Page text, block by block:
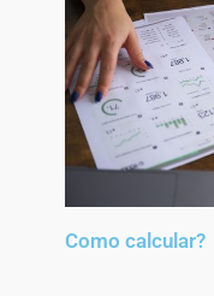
Como calcular?